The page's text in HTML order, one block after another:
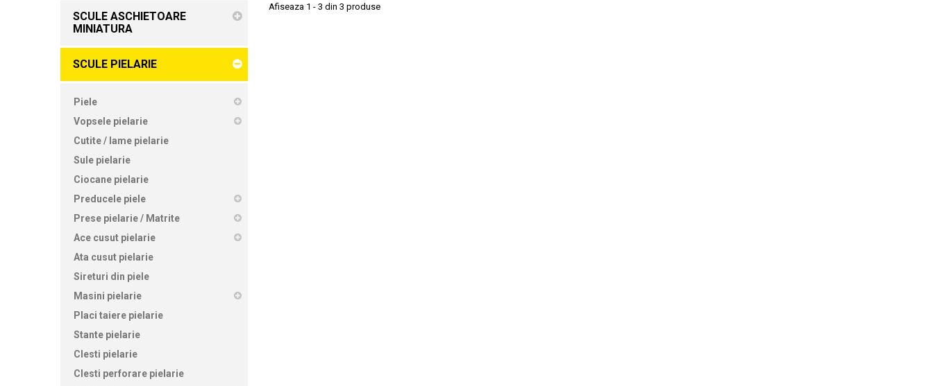
SCULE ASCHIETOARE
MINIATURA
SCULE PIELARIE
Piele
Vopsele pielarie
Cutite / lame pielarie
Sule pielarie
Ciocane pielarie
Preducele piele
Prese pielarie / Matrite
Ace cusut pielarie
Ata cusut pielarie
Sireturi din piele
Masini pielarie
Placi taiere pielarie
Stante pielarie
Clesti pielarie
Clesti perforare pielarie
Afiseaza 1 - 3 din 3 produse